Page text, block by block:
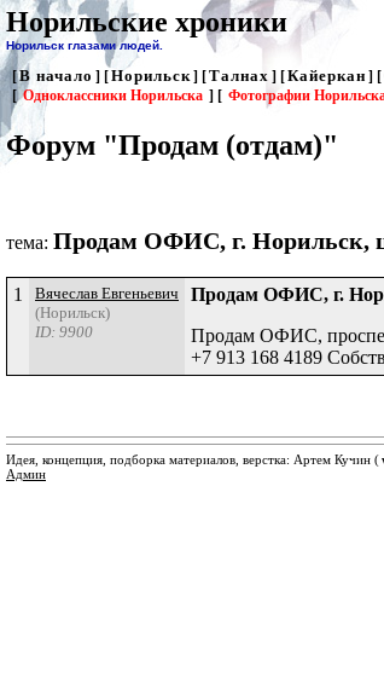
Норильские хроники
Норильск глазами людей.
[В начало ] [Норильск] [Талнах ] [Кайеркан ] [
[ Одноклассники Норильска ] [ Фотографии
Форум "Продам (отдам)"
тема: Продам ОФИС, г. Норильск,
1
Вячеслав Евгеньевич
(Норильск)
ID: 9900
Продам ОФИС, г.
Продам ОФИС,
+7 913 168 4189
Идея, концепция, подборка материалов, верстка: Артем Кучин (
Админ